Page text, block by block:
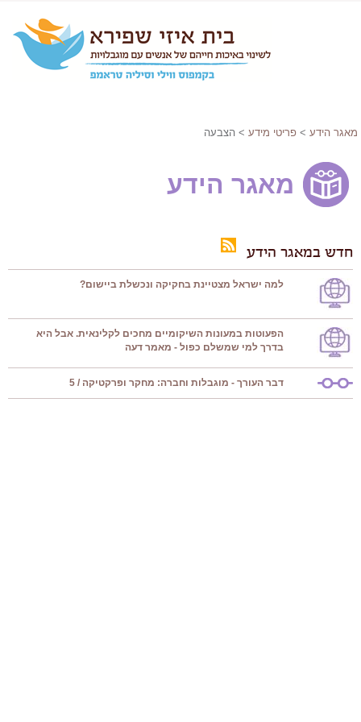
מאגר הידע > פריטי מידע > הצבעה
מאגר הידע
חדש במאגר הידע
למה ישראל מצטיינת בחקיקה ונכשלת ביישום?
הפעוטות במעונות השיקומיים מחכים לקלינאית. אבל היא
בדרך למי שמשלם כפול - מאמר דעה
דבר העורך - מוגבלות וחברה: מחקר ופרקטיקה / 5